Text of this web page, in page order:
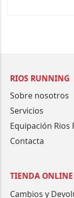
RIOS RUNNING
Sobre nosotros
Servicios
Equipación Rios
Contacta
TIENDA ONLINE
Cambios y